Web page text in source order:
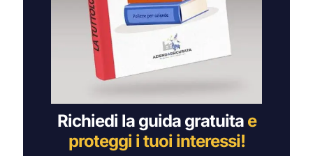
Richiedi la guida gratuita e
proteggi i tuoi interessi!